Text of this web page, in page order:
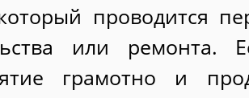
проводится
или ремонта.
грамотно и